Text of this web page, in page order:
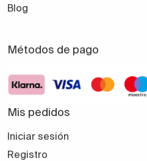
Blog
Métodos de pago
Mis pedidos
Iniciar sesión
Registro